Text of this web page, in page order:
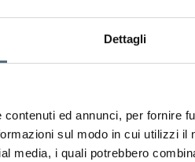
Dettagli
ed annunci, per fornire
sul modo in cui utilizzi
media, i quali potrebbero